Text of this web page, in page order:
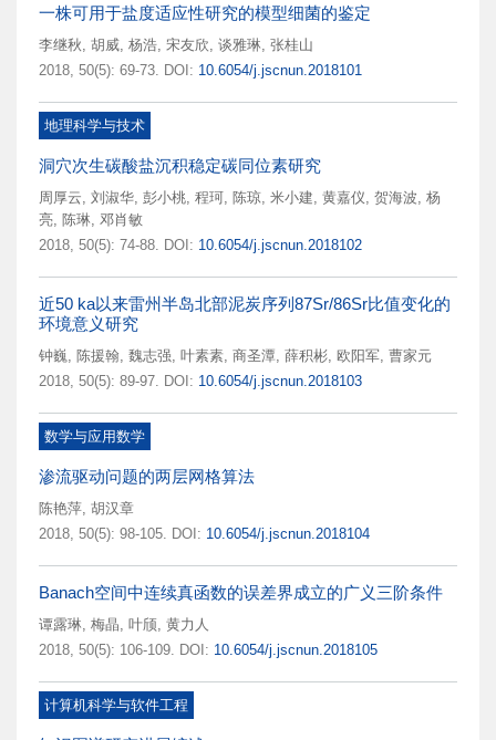
一株可用于盐度适应性研究的模型细菌的鉴定
李继秋, 胡威, 杨浩, 宋友欣, 谈雅琳, 张桂山
2018, 50(5): 69-73. DOI: 10.6054/j.jscnun.2018101
地理科学与技术
洞穴次生碳酸盐沉积稳定碳同位素研究
周厚云, 刘淑华, 彭小桃, 程珂, 陈琼, 米小建, 黄嘉仪, 贺海波, 杨
亮, 陈琳, 邓肖敏
2018, 50(5): 74-88. DOI: 10.6054/j.jscnun.2018102
近50 ka以来雷州半岛北部泥炭序列87Sr/86Sr比值变化的
环境意义研究
钟巍, 陈援翰, 魏志强, 叶素素, 商圣潭, 薛积彬, 欧阳军, 曹家元
2018, 50(5): 89-97. DOI: 10.6054/j.jscnun.2018103
数学与应用数学
渗流驱动问题的两层网格算法
陈艳萍, 胡汉章
2018, 50(5): 98-105. DOI: 10.6054/j.jscnun.2018104
Banach空间中连续真函数的误差界成立的广义三阶条件
谭露琳, 梅晶, 叶颀, 黄力人
2018, 50(5): 106-109. DOI: 10.6054/j.jscnun.2018105
计算机科学与软件工程